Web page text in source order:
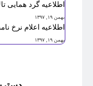
اطلاعیه گرد همایی
بهمن ۱۹, ۱۳۹۷
اطلاعیه اعلام نرخ
بهمن ۱۹, ۱۳۹۷